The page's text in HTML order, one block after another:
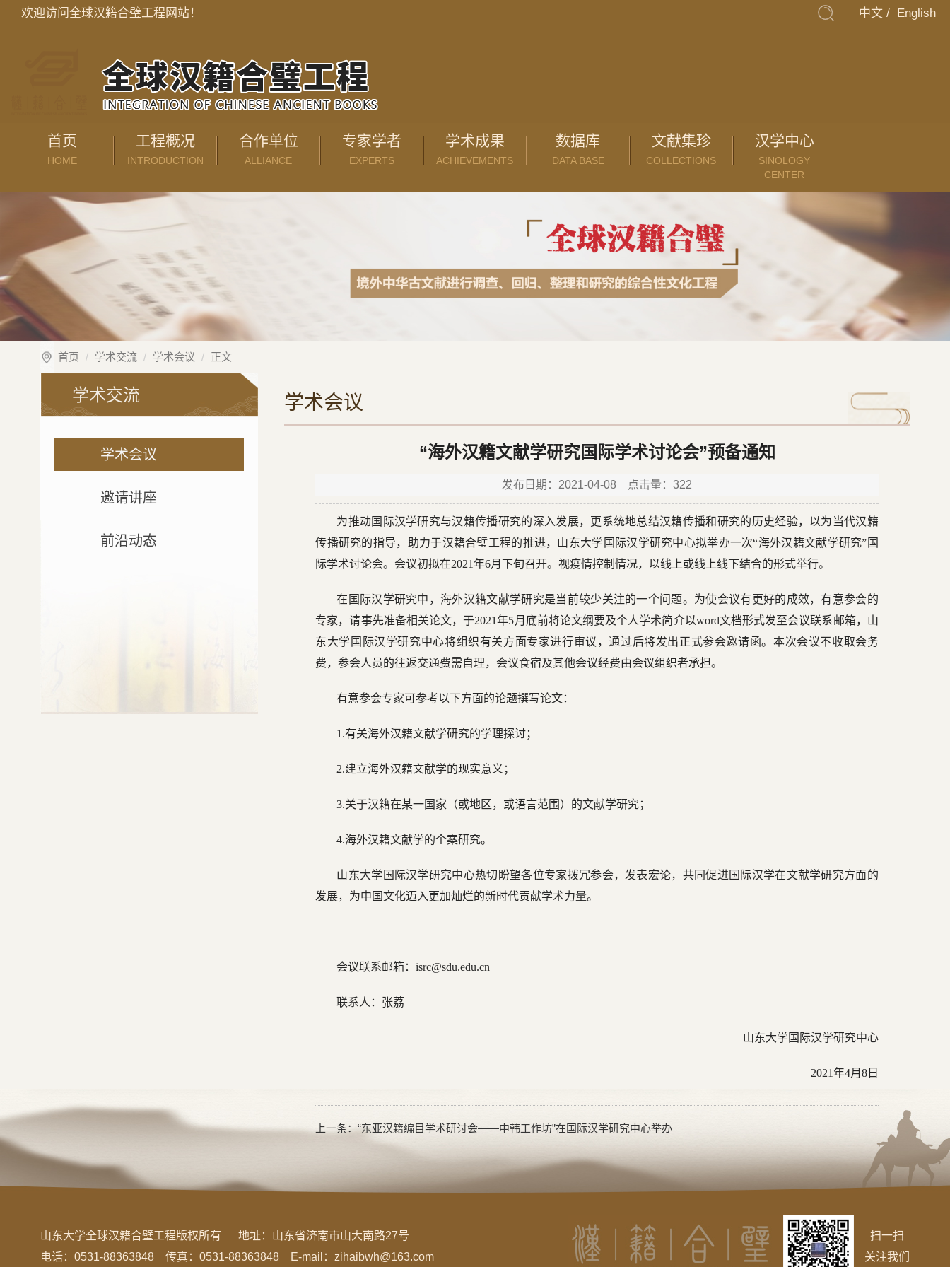
欢迎访问全球汉籍合璧工程网站！ 中文 / English
首页
HOME
工程概况
INTRODUCTION
合作单位
ALLIANCE
专家学者
EXPERTS
学术成果
ACHIEVEMENTS
数据库
DATA BASE
文献集珍
COLLECTIONS
汉学中心
SINOLOGY
CENTER
首页 学术交流 学术会议 正文
学术交流
学术会议
邀请讲座
前沿动态
学术会议
“海外汉籍文献学研究国际学术讨论会”预备通知
发布日期：2021-04-08 点击量： 322
为推动国际汉学研究与汉籍传播研究的深入发展，更系统地总结汉籍传播和研究的历史经验，以为当代汉籍
传播研究的指导，助力于汉籍合璧工程的推进，山东大学国际汉学研究中心拟举办一次“海外汉籍文献学研究”国
际学术讨论会。会议初拟在2021年6月下旬召开。视疫情控制情况，以线上或线上线下结合的形式举行。
在国际汉学研究中，海外汉籍文献学研究是当前较少关注的一个问题。为使会议有更好的成效，有意参会的
专家，请事先准备相关论文，于2021年5月底前将论文纲要及个人学术简介以word文档形式发至会议联系邮箱，山
东大学国际汉学研究中心将组织有关方面专家进行审议，通过后将发出正式参会邀请函。本次会议不收取会务
费，参会人员的往返交通费需自理，会议食宿及其他会议经费由会议组织者承担。
有意参会专家可参考以下方面的论题撰写论文：
1.有关海外汉籍文献学研究的学理探讨；
2.建立海外汉籍文献学的现实意义；
3.关于汉籍在某一国家（或地区，或语言范围）的文献学研究；
4.海外汉籍文献学的个案研究。
山东大学国际汉学研究中心热切盼望各位专家拨冗参会，发表宏论，共同促进国际汉学在文献学研究方面的
发展，为中国文化迈入更加灿烂的新时代贡献学术力量。
会议联系邮箱：isrc@sdu.edu.cn
联系人：张荔
山东大学国际汉学研究中心
2021年4月8日
上一条：“东亚汉籍编目学术研讨会——中韩工作坊”在国际汉学研究中心举办
山东大学全球汉籍合璧工程版权所有 地址： 山东省济南市山大南路27号
电话：0531-88363848 传真：0531-88363848 E-mail：zihaibwh@163.com
扫一扫
关注我们